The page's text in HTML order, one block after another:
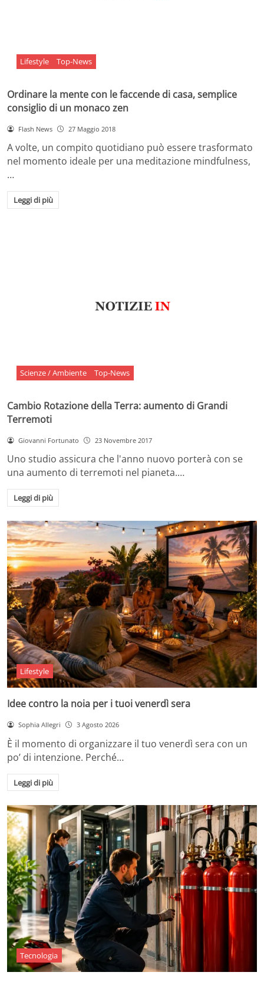
Lifestyle Top-News
Ordinare la mente con le faccende di casa, semplice
consiglio di un monaco zen
Flash News 27 Maggio 2018
A volte, un compito quotidiano può essere trasformato
nel momento ideale per una meditazione mindfulness,
…
Leggi di più
Scienze / Ambiente Top-News
Cambio Rotazione della Terra: aumento di Grandi
Terremoti
Giovanni Fortunato 23 Novembre 2017
Uno studio assicura che l'anno nuovo porterà con se
una aumento di terremoti nel pianeta.…
Leggi di più
Lifestyle
Idee contro la noia per i tuoi venerdì sera
Sophia Allegri 3 Agosto 2026
È il momento di organizzare il tuo venerdì sera con un
po’ di intenzione. Perché…
Leggi di più
Tecnologia